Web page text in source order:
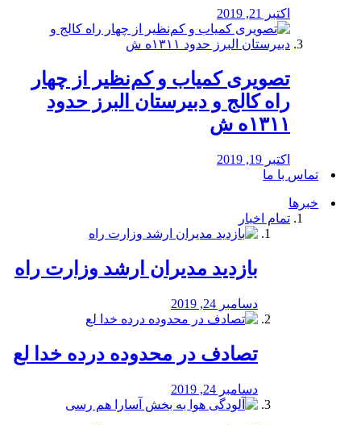
اکتبر 21, 2019
️تصویری کمیاب و کم‌نظیر از چهار
راه كالج و دبيرستان البرز حدود
۱۳۱۱ه ش
اکتبر 19, 2019
تماس با ما
خبرها
تمام اخبار
بازدید مدیران ارشد وزارت راه
دسامبر 24, 2019
تصادف در محدوده درده خدا لع
دسامبر 24, 2019